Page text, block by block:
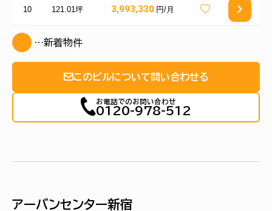
10 121.01坪 3,993,330 円/月
…新着物件
このビルについて問い合わせる
お電話でのお問い合わせ
0120-978-512
アーバンセンター新宿